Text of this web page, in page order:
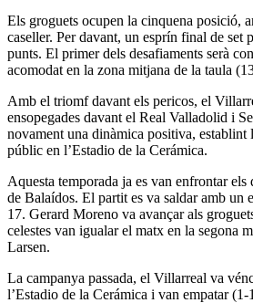
Els groguets ocupen la cinquena posició,
caseller. Per davant, un esprín final de set
punts. El primer dels desafiaments serà
acomodat en la zona mitjana de la taula
Amb el triomf davant els pericos, el
ensopegades davant el Real Valladolid i
novament una dinàmica positiva, establint
públic en l’Estadio de la Cerámica.
Aquesta temporada ja es van enfrontar els
de Balaídos. El partit es va saldar amb un
17. Gerard Moreno va avançar als
celestes van igualar el matx en la segona
Larsen.
La campanya passada, el Villarreal va
l’Estadio de la Cerámica i van empatar